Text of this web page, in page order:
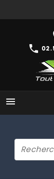
phone
